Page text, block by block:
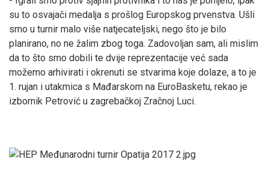
su to osvajači medalja s prošlog Europskog prvenstva. Ušli
smo u turnir malo više natjecateljski, nego što je bilo
planirano, no ne žalim zbog toga. Zadovoljan sam, ali mislim
da to što smo dobili te dvije reprezentacije već sada
možemo arhivirati i okrenuti se stvarima koje dolaze, a to je
1. rujan i utakmica s Mađarskom na EuroBasketu, rekao je
izbornik Petrović u zagrebačkoj Zračnoj Luci.